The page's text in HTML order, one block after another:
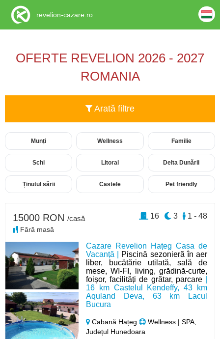
OFERTE REVELION 2026 - 2027
ROMANIA
Arată filtre
Munți Wellness Familie
Schi Litoral Delta Dunării
Ținutul sării Castele Pet friendly
Cazare Revelion Hațeg Casa de
Vacanță | Piscină sezonieră în aer
liber, bucătărie utilată, sală de
mese, WI-FI, living, grădină-curte,
foișor, facilități de grătar, parcare|
16 km Castelul Kendeffy, 43 km
Aquland Deva, 63 km Lacul
Bucura
Cabană Hațeg
Wellness | SPA,
Județul Hunedoara
15000 RON /casă
Fără masă
1 - 48
3
16
revelion-cazare.ro